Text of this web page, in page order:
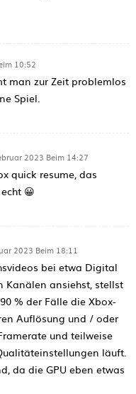
10:52
man zur Zeit problemlos
Spiel.
2023 Beim 14:27
quick resume, das
😀
2023 Beim 18:11
bei etwa Digital
Kanälen ansiehst, stellst
% der Fälle die Xbox-
Auflösung und / oder
und teilweise
läuft.
da die GPU eben etwas